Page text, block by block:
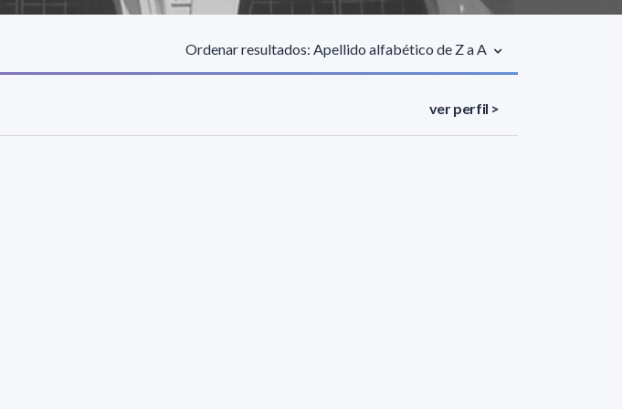
Ordenar resultados: Apellido alfabético de Z a A
ver perfil >